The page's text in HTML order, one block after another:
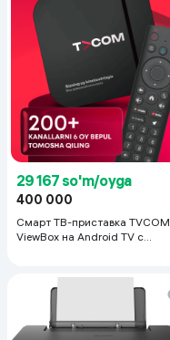
29 167 so'm/oyga
400 000
Смарт ТВ-приставка TVCOM
ViewBox на Android TV с